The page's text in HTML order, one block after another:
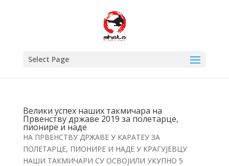
Select Page
Велики успех наших такмичара на
Првенству државе 2019 за полетарце,
пионире и наде
НА ПРВЕНСТВУ ДРЖАВЕ У КАРАТЕУ ЗА
ПОЛЕТАРЦЕ, ПИОНИРЕ И НАДЕ У КРАГУЈЕВЦУ
НАШИ ТАКМИЧАРИ СУ ОСВОЈИЛИ УКУПНО 5